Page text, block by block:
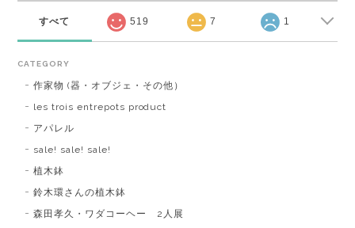
すべて 519 7 1
CATEGORY
作家物 (器・オブジェ・その他）
les trois entrepots product
アパレル
sale! sale! sale!
植木鉢
鈴木環さんの植木鉢
森田孝久・ワダコーヘー 2人展